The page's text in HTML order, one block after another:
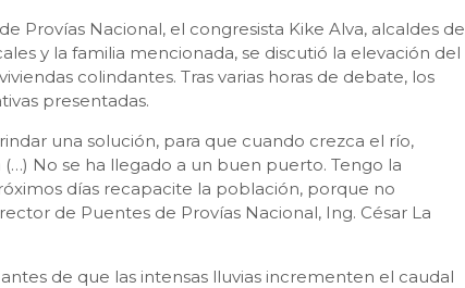
Provías Nacional, el congresista Kike Alva, alcaldes de
y la familia mencionada, se discutió la elevación del
colindantes. Tras varias horas de debate, los
presentadas.
una solución, para que cuando crezca el río,
No se ha llegado a un buen puerto. Tengo la
días recapacite la población, porque no
de Puentes de Provías Nacional, Ing. César La
de que las intensas lluvias incrementen el caudal